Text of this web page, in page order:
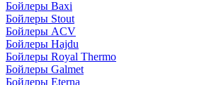
Бойлеры Baxi
Бойлеры Stout
Бойлеры ACV
Бойлеры Hajdu
Бойлеры Royal Thermo
Бойлеры Galmet
Бойлеры Eterna